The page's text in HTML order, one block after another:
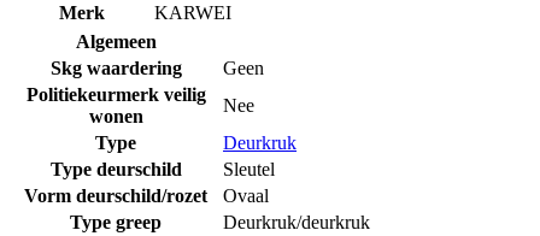
Merk
KARWEI
Algemeen
Skg waardering
Geen
Politiekeurmerk veilig
wonen
Nee
Type
Deurkruk
Type deurschild
Sleutel
Vorm deurschild/rozet
Ovaal
Type greep
Deurkruk/deurkruk